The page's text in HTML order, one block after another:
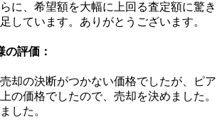
に、希望額を大幅に上回る査定額に驚き
しています。ありがとうございます。
評価：
却の決断がつかない価格でしたが、ピア
の価格でしたので、売却を決めました。
した。